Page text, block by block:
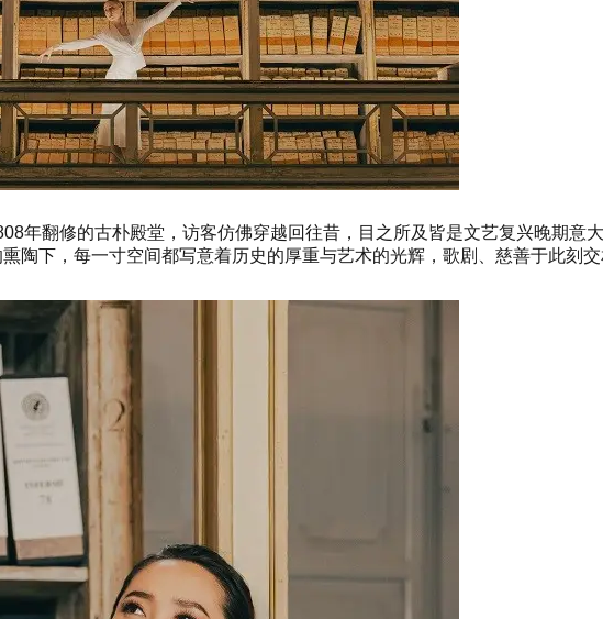
年翻修的古朴殿堂，访客仿佛穿越回往昔，目之所及皆是文艺复兴晚期意大
陶下，每一寸空间都写意着历史的厚重与艺术的光辉，歌剧、慈善于此刻交